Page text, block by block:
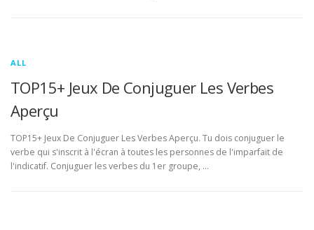
ALL
TOP15+ Jeux De Conjuguer Les Verbes
Aperçu
TOP15+ Jeux De Conjuguer Les Verbes Aperçu. Tu dois conjuguer le
verbe qui s'inscrit à l'écran à toutes les personnes de l'imparfait de
l'indicatif. Conjuguer les verbes du 1er groupe, …